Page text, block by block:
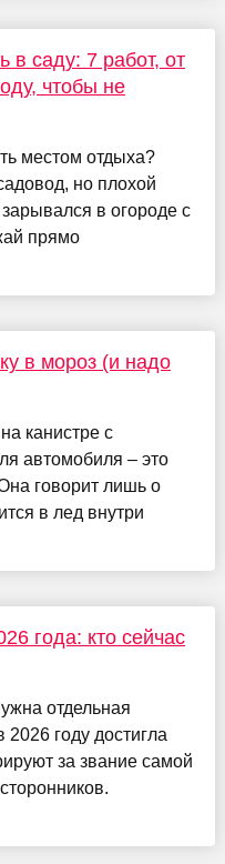
в саду: 7 работ, от
чтобы не
местом отдыха?
но плохой
в огороде с
прямо
в мороз (и надо
канистре с
автомобиля – это
говорит лишь о
в лед внутри
года: кто сейчас
отдельная
2026 году достигла
за звание самой